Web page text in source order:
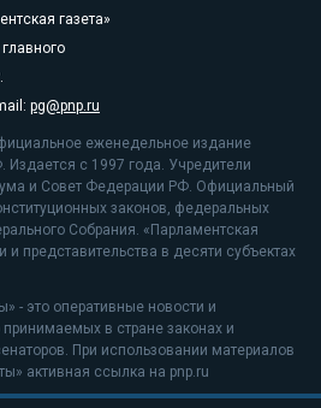
газета»
pg@pnp.ru
еженедельное издание
с 1997 года. Учредители
и Совет Федерации РФ. Официальный
законов, федеральных
Собрания. «Парламентская
и представительства в десяти субъектах
- это оперативные новости и
в стране законах и
При использовании материалов
активная ссылка на pnp.ru